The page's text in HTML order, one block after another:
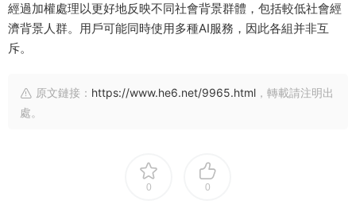
經過加權處理以更好地反映不同社會背景群體，包括較低社會經
濟背景人群。用戶可能同時使用多種AI服務，因此各組并非互
斥。
原文鏈接： https://www.he6.net/9965.html ，轉載請注明出
處。
0 0